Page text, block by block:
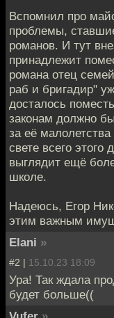
Вспомнил про
проблемы,
романов. И тут
принадлежит
романа отец
раб и бригадир"
досталось
законам должно
за её
свете всего
выглядит ещё
школе.
Надеюсь, Егор
этим важным
Elani »
#2 | 15.10.23 18:09
Ура! Так ждала
будет больше((